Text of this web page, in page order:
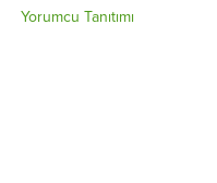
Yorumcu Tanıtımı